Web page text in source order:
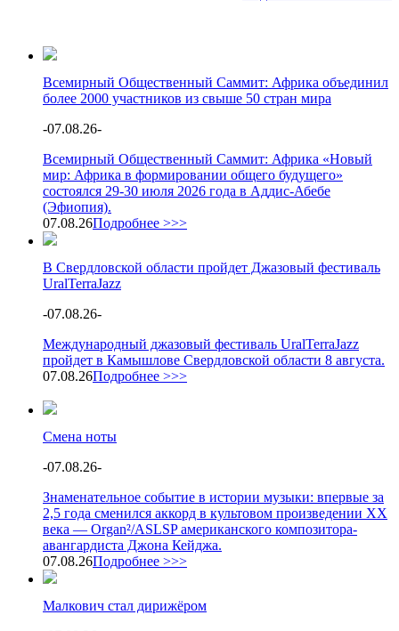
Всемирный Общественный Саммит: Африка объединил
более 2000 участников из свыше 50 стран мира
-07.08.26-
Всемирный Общественный Саммит: Африка «Новый
мир: Африка в формировании общего будущего»
состоялся 29-30 июля 2026 года в Аддис-Абебе
(Эфиопия).
07.08.26Подробнее >>>
В Свердловской области пройдет Джазовый фестиваль
UralTerraJazz
-07.08.26-
Международный джазовый фестиваль UralTerraJazz
пройдет в Камышлове Свердловской области 8 августа.
07.08.26Подробнее >>>
Смена ноты
-07.08.26-
Знаменательное событие в истории музыки: впервые за
2,5 года сменился аккорд в культовом произведении XX
века — Organ²/ASLSP американского композитора-
авангардиста Джона Кейджа.
07.08.26Подробнее >>>
Малкович стал дирижёром